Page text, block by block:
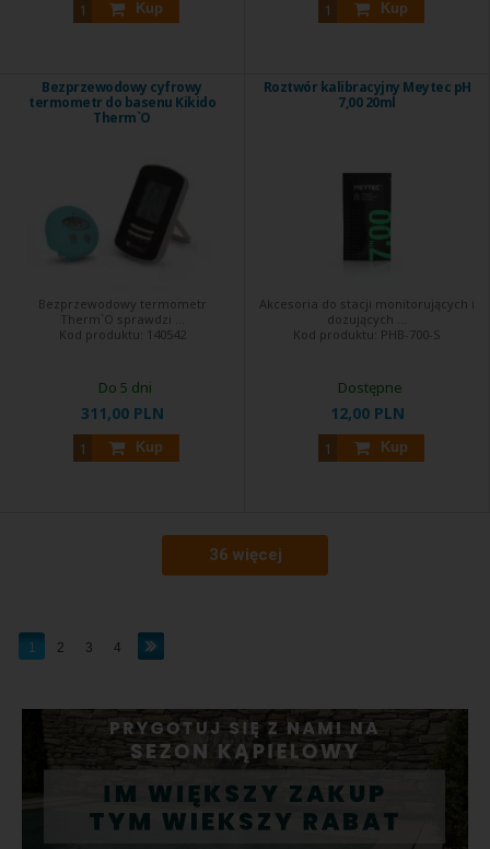
Kup Kup
Bezprzewodowy cyfrowy
termometr do basenu Kikido
Therm`O
Bezprzewodowy termometr
Therm`O sprawdzi ...
Kod produktu: 140542
311,00 PLN
Kup
Do 5 dni
Roztwór kalibracyjny Meytec pH
7,00 20ml
Akcesoria do stacji monitorujących i
dozujących ...
Kod produktu: PHB-700-S
12,00 PLN
Kup
Dostępne
36 więcej
1 2 3 4